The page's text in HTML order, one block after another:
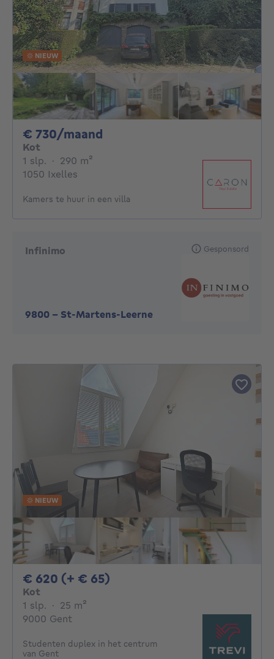
NIEUW
€ 730/maand
Kot
1 slp. 1 slaapkamer
· 290 m²
1050 Ixelles
Kamers te huur in een villa
Infinimo
9800 - St-Martens-Leerne
Gesponsord
NIEUW
€ 620 (+ € 65)
Kot
1 slp. 1 slaapkamer
· 25 m²
9000 Gent
Studenten duplex in het centrum
van Gent